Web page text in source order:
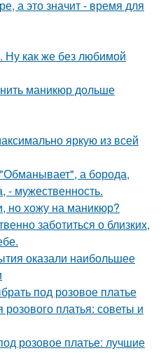
а это значит - время для
как же без любимой
маникюр дольше
яркую из всей
а борода,
мужественность.
но хожу на маникюр?
заботиться о близких,
оказали наибольшее
под розовое платье
платья: советы и
розовое платье: лучшие